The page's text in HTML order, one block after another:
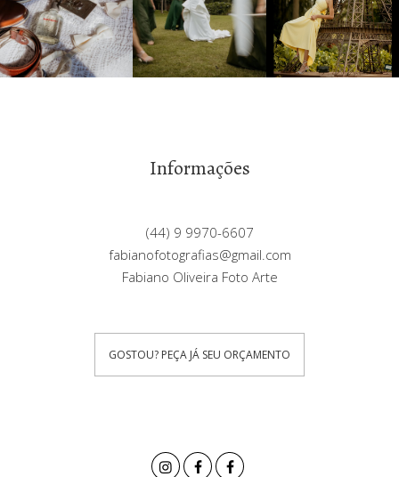
Informações
(44) 9 9970-6607
fabianofotografias@gmail.com
Fabiano Oliveira Foto Arte
GOSTOU? PEÇA JÁ SEU ORÇAMENTO